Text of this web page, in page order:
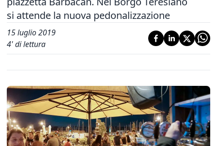
si attende la nuova pedonalizzazione
15 luglio 2019
4' di lettura